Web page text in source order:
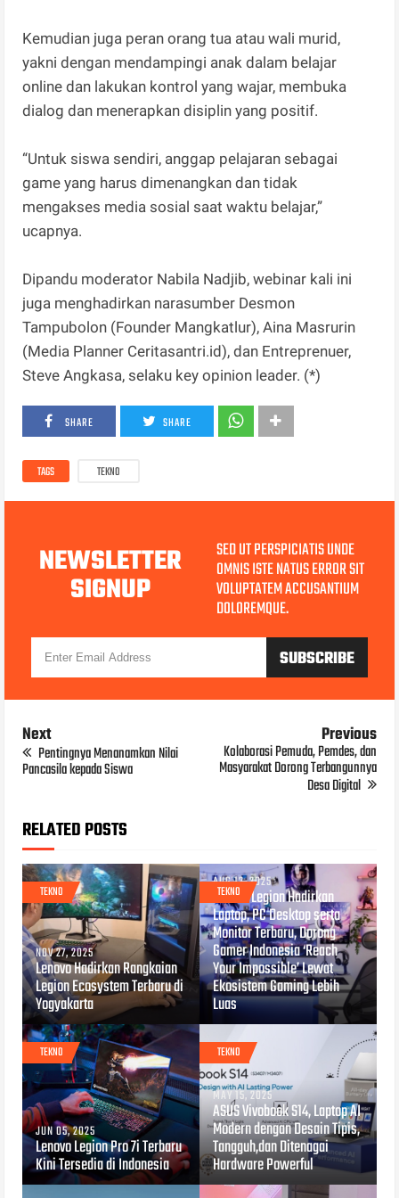
Kemudian juga peran orang tua atau wali murid,
yakni dengan mendampingi anak dalam belajar
online dan lakukan kontrol yang wajar, membuka
dialog dan menerapkan disiplin yang positif.
“Untuk siswa sendiri, anggap pelajaran sebagai
game yang harus dimenangkan dan tidak
mengakses media sosial saat waktu belajar,”
ucapnya.
Dipandu moderator Nabila Nadjib, webinar kali ini
juga menghadirkan narasumber Desmon
Tampubolon (Founder Mangkatlur), Aina Masrurin
(Media Planner Ceritasantri.id), dan Entreprenuer,
Steve Angkasa, selaku key opinion leader. (*)
SHARE SHARE
TAGS TEKNO
NEWSLETTER
SIGNUP
SED UT PERSPICIATIS UNDE
OMNIS ISTE NATUS ERROR SIT
VOLUPTATEM ACCUSANTIUM
DOLOREMQUE.
Next
Pentingnya Menanamkan Nilai
Pancasila kepada Siswa
Previous
Kolaborasi Pemuda, Pemdes, dan
Masyarakat Dorong Terbangunnya
Desa Digital
RELATED POSTS
TEKNO
NOV 27, 2025
Lenovo Hadirkan Rangkaian
Legion Ecosystem Terbaru di
Yogyakarta
TEKNO
AUG 12, 2025
Lenovo Legion Hadirkan
Laptop, PC Desktop serta
Monitor Terbaru, Dorong
Gamer Indonesia ‘Reach
Your Impossible’ Lewat
Ekosistem Gaming Lebih
Luas
TEKNO
JUN 05, 2025
Lenovo Legion Pro 7i Terbaru
Kini Tersedia di Indonesia
TEKNO
MAY 15, 2025
ASUS Vivobook S14, Laptop AI
Modern dengan Desain Tipis,
Tangguh,dan Ditenagai
Hardware Powerful